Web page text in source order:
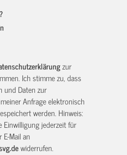
zur
Ich stimme zu, dass
und Daten zur
Anfrage elektronisch
werden. Hinweis:
Einwilligung jederzeit für
Mail an
widerrufen.